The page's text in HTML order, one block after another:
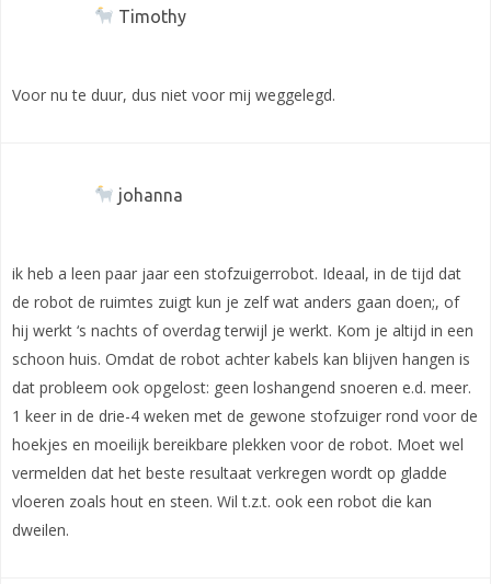
Timothy
Voor nu te duur, dus niet voor mij weggelegd.
johanna
ik heb a leen paar jaar een stofzuigerrobot. Ideaal, in de tijd dat
de robot de ruimtes zuigt kun je zelf wat anders gaan doen;, of
hij werkt ‘s nachts of overdag terwijl je werkt. Kom je altijd in een
schoon huis. Omdat de robot achter kabels kan blijven hangen is
dat probleem ook opgelost: geen loshangend snoeren e.d. meer.
1 keer in de drie-4 weken met de gewone stofzuiger rond voor de
hoekjes en moeilijk bereikbare plekken voor de robot. Moet wel
vermelden dat het beste resultaat verkregen wordt op gladde
vloeren zoals hout en steen. Wil t.z.t. ook een robot die kan
dweilen.